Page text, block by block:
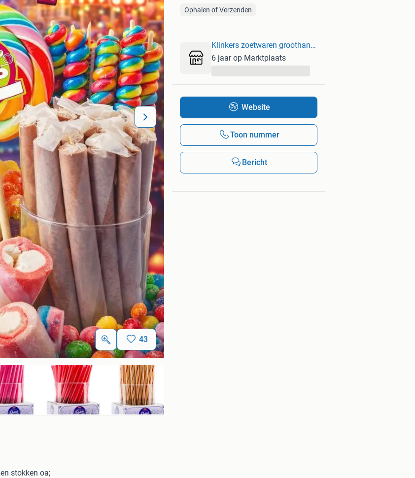
43
stokken oa;
Ophalen of Verzenden
Klinkers zoetwaren groothandel
6 jaar op Marktplaats
Website
Toon nummer
Bericht